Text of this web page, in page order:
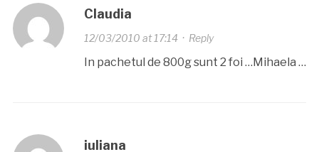
Claudia
12/03/2010 at 17:14· Reply
In pachetul de 800g sunt 2 foi …Mihaela …
iuliana